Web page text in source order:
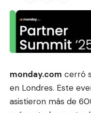
monday.com cerró
en Londres. Este
asistieron más de